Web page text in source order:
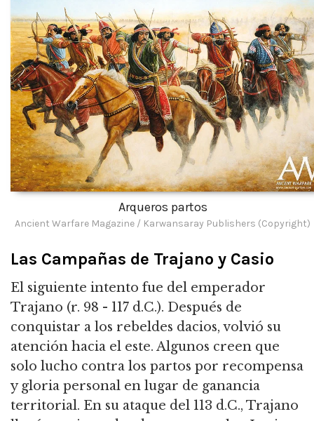
Arqueros partos
Ancient Warfare Magazine / Karwansaray Publishers (Copyright)
Las Campañas de Trajano y Casio
El siguiente intento fue del emperador
Trajano (r. 98 - 117 d.C.). Después de
conquistar a los rebeldes dacios, volvió su
atención hacia el este. Algunos creen que
solo lucho contra los partos por recompensa
y gloria personal en lugar de ganancia
territorial. En su ataque del 113 d.C., Trajano